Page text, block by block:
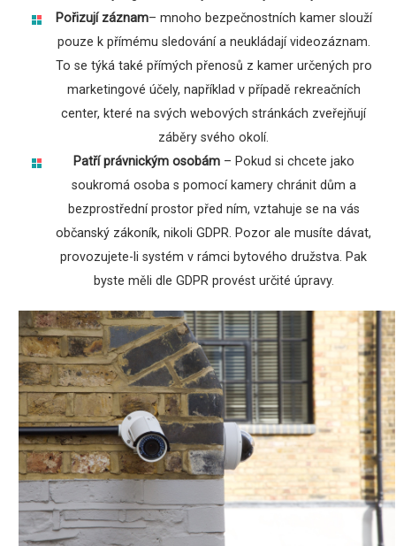
Pořizují záznam– mnoho bezpečnostních kamer slouží
pouze k přímému sledování a neukládají videozáznam.
To se týká také přímých přenosů z kamer určených pro
marketingové účely, například v případě rekreačních
center, které na svých webových stránkách zveřejňují
záběry svého okolí.
Patří právnickým osobám – Pokud si chcete jako
soukromá osoba s pomocí kamery chránit dům a
bezprostřední prostor před ním, vztahuje se na vás
občanský zákoník, nikoli GDPR. Pozor ale musíte dávat,
provozujete-li systém v rámci bytového družstva. Pak
byste měli dle GDPR provést určité úpravy.